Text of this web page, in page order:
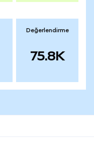
Değerlendirme
75.8K